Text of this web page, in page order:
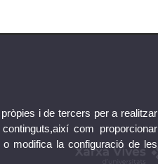
i de tercers per a realitzar
com proporcionar
modifica la configuració de les